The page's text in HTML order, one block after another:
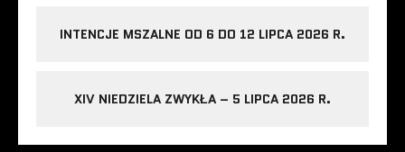
INTENCJE MSZALNE OD 6 DO 12 LIPCA 2026 R.
XIV NIEDZIELA ZWYKŁA – 5 LIPCA 2026 R.